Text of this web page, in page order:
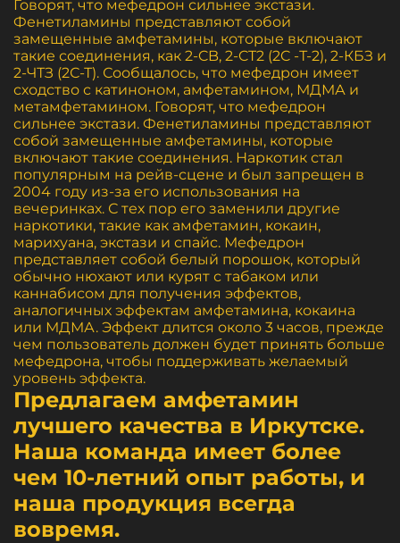
Говорят, что мефедрон сильнее экстази.
Фенетиламины представляют собой
замещенные амфетамины, которые включают
такие соединения, как 2-CB, 2-CT2 (2C -Т-2), 2-КБЗ и
2-ЧТЗ (2С-Т). Сообщалось, что мефедрон имеет
сходство с катиноном, амфетамином, МДМА и
метамфетамином. Говорят, что мефедрон
сильнее экстази. Фенетиламины представляют
собой замещенные амфетамины, которые
включают такие соединения. Наркотик стал
популярным на рейв-сцене и был запрещен в
2004 году из-за его использования на
вечеринках. С тех пор его заменили другие
наркотики, такие как амфетамин, кокаин,
марихуана, экстази и спайс. Мефедрон
представляет собой белый порошок, который
обычно нюхают или курят с табаком или
каннабисом для получения эффектов,
аналогичных эффектам амфетамина, кокаина
или МДМА. Эффект длится около 3 часов, прежде
чем пользователь должен будет принять больше
мефедрона, чтобы поддерживать желаемый
уровень эффекта.
Предлагаем амфетамин
лучшего качества в Иркутске.
Наша команда имеет более
чем 10-летний опыт работы, и
наша продукция всегда
вовремя.